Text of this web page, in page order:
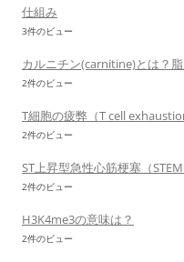
仕組み
3件のビュー
カルニチン(carnitine)とは？
2件のビュー
T細胞の疲弊（T cell
2件のビュー
ST上昇型急性心筋梗塞（
2件のビュー
H3K4me3の意味は？
2件のビュー